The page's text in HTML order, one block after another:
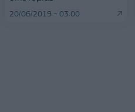
20/06/2019 - 03:00